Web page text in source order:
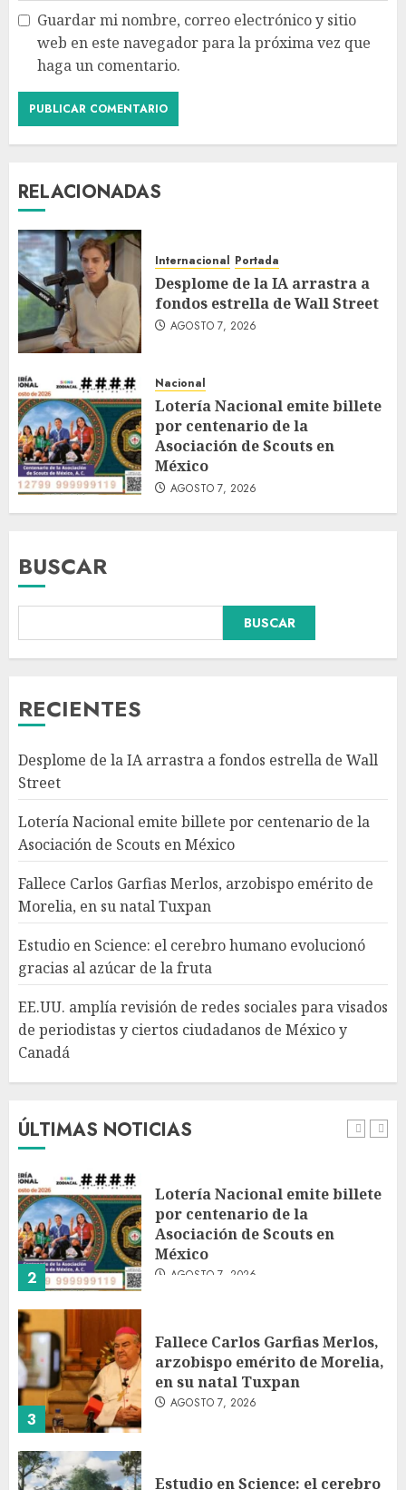
Guardar mi nombre, correo electrónico y sitio
web en este navegador para la próxima vez que
haga un comentario.
RELACIONADAS
Internacional Portada
Desplome de la IA arrastra a
fondos estrella de Wall Street
AGOSTO 7, 2026
Nacional
Lotería Nacional emite billete
por centenario de la
Asociación de Scouts en
México
AGOSTO 7, 2026
BUSCAR
BUSCAR
RECIENTES
Desplome de la IA arrastra a fondos estrella de Wall
Street
Lotería Nacional emite billete por centenario de la
Asociación de Scouts en México
Fallece Carlos Garfias Merlos, arzobispo emérito de
Morelia, en su natal Tuxpan
Estudio en Science: el cerebro humano evolucionó
gracias al azúcar de la fruta
EE.UU. amplía revisión de redes sociales para visados
de periodistas y ciertos ciudadanos de México y
Canadá
ÚLTIMAS NOTICIAS
3
Fallece Carlos Garfias Merlos,
arzobispo emérito de Morelia,
4
humano evolucionó gracias al
azúcar de la fruta
AGOSTO 7, 2026
EE.UU. amplía revisión de
periodistas y ciertos
ciudadanos de México y
Canadá
AGOSTO 7, 2026
1
fondos estrella de Wall Street
2
Lotería Nacional emite billete
por centenario de la
Asociación de Scouts en
México
AGOSTO 7, 2026
3
Fallece Carlos Garfias Merlos,
arzobispo emérito de Morelia,
en su natal Tuxpan
AGOSTO 7, 2026
Estudio en Science: el cerebro